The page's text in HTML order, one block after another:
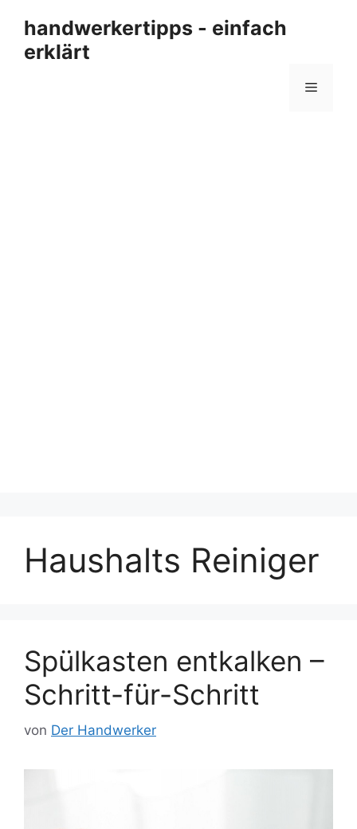
Inhalt
springen
handwerkertipps - einfach
erklärt
Menü
Haushalts Reiniger
Spülkasten entkalken –
Schritt-für-Schritt
von Der Handwerker